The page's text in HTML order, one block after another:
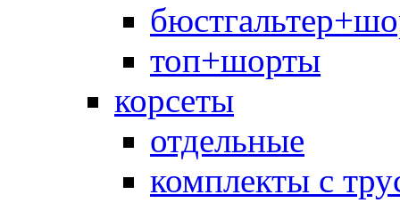
топ+шорты
корсеты
отдельные
комплекты с